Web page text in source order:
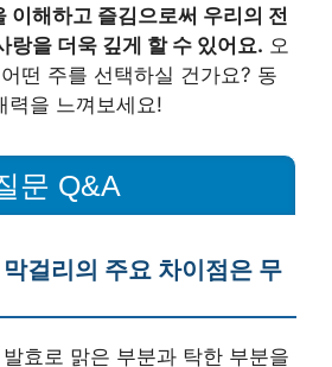
이해하고 즐김으로써 우리의 전
랑을 더욱 깊게 할 수 있어요. 오
떤 주를 선택하실 건가요? 동
력을 느껴보세요!
문 Q&A
걸리의 주요 차이점은 무
효로 맑은 부분과 탁한 부분을